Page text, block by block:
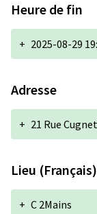
Heure de fin
+ 2025-08-29
Adresse
+ 21 Rue
Lieu (Français)
+ C 2Mains